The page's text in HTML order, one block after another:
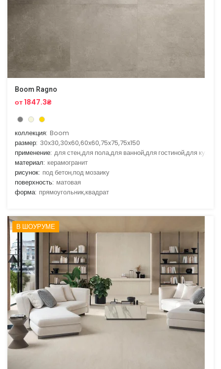
Boom Ragno
от 1847.3₴
коллекция: Boom
размер: 30x30,30x60,60x60,75x75,75x150
применение: для стен,для пола,для ванной,для гостиной,для кухни
материал: керамогранит
рисунок: под бетон,под мозаику
поверхность: матовая
форма: прямоугольник,квадрат
В ШОУРУМЕ